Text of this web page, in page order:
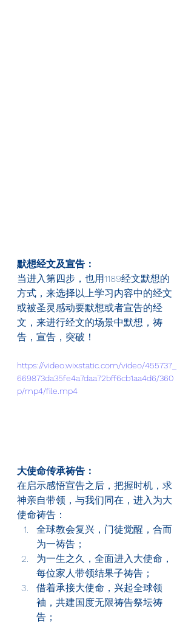
默想经文及宣告：
当进入第四步，也用1189经文默想的
方式，来选择以上学习内容中的经文
或被圣灵感动要默想或者宣告的经
文，来进行经文的场景中默想，祷
告，宣告，突破！
https://video.wixstatic.com/video/455737_
669873da35fe4a7daa72bff6cb1aa4d6/360
p/mp4/file.mp4
大使命传承祷告：
在启示感悟宣告之后，把握时机，求
神亲自带领，与我们同在，进入为大
使命祷告：
全球教会复兴，门徒觉醒，合而
为一祷告；
为一生之久，全面进入大使命，
每位家人带领结果子祷告；
借着承接大使命，兴起全球领
袖，共建国度无限祷告祭坛祷
告；